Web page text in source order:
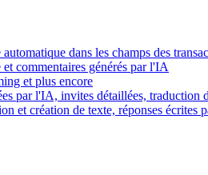
dans les champs des
commentaires générés par l'IA
et plus encore
par l'IA, invites détaillées, traduction
et création de texte, réponses écrites